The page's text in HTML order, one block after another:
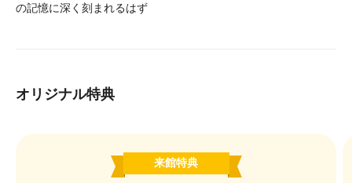
の記憶に深く刻まれるはず
オリジナル特典
来館特典